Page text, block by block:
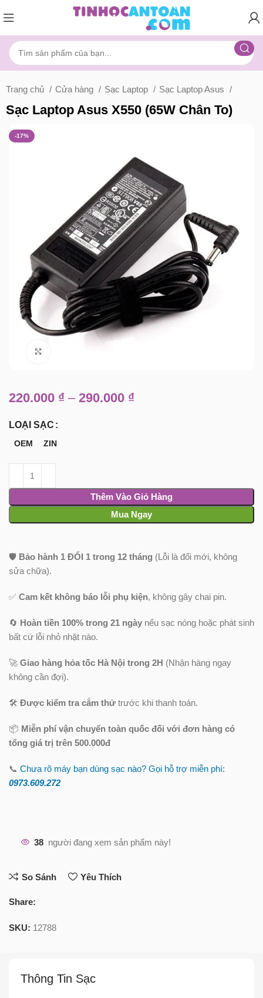
Trang chủ Cửa hàng Sạc Laptop Sạc Laptop Asus
Sạc Laptop Asus X550 (65W Chân To)
-17%
220.000 ₫ – 290.000 ₫
LOẠI SẠC
OEM ZIN
Thêm Vào Giỏ Hàng
Mua Ngay
🛡️ Bảo hành 1 ĐỔI 1 trong 12 tháng (Lỗi là đổi mới, không
sửa chữa).
✅Cam kết không báo lỗi phụ kiện, không gây chai pin.
🔄 Hoàn tiền 100% trong 21 ngày nếu sạc nóng hoặc phát sinh
bất cứ lỗi nhỏ nhặt nào.
🚀Giao hàng hỏa tốc Hà Nội trong 2H (Nhận hàng ngay
không cần đợi).
🛠️Được kiểm tra cắm thử trước khi thanh toán.
📦 Miễn phí vận chuyển toàn quốc đối với đơn hàng có
tổng giá trị trên 500.000đ
📞Chưa rõ máy bạn dùng sạc nào? Gọi hỗ trợ miễn phí:
0973.609.272
38 người đang xem sản phẩm này!
So Sánh Yêu Thích
Share:
SKU: 12788
Thông Tin Sạc